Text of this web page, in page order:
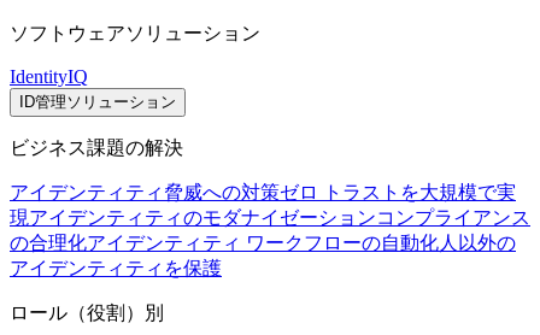
ソフトウェアソリューション
IdentityIQ
ID管理ソリューション
ビジネス課題の解決
アイデンティティ脅威への対策ゼロ トラストを大規模で実
現アイデンティティのモダナイゼーションコンプライアンス
の合理化アイデンティティ ワークフローの自動化人以外の
アイデンティティを保護
ロール（役割）別